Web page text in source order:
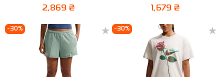
2,869 ₴ 1,679 ₴
-30% -30%